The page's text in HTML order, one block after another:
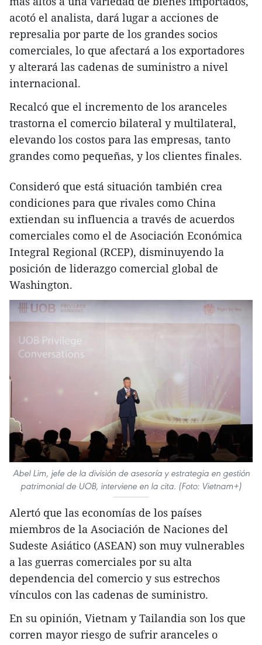
acotó el analista, dará lugar a acciones de
represalia por parte de los grandes socios
comerciales, lo que afectará a los exportadores
y alterará las cadenas de suministro a nivel
internacional.
Recalcó que el incremento de los aranceles
trastorna el comercio bilateral y multilateral,
elevando los costos para las empresas, tanto
grandes como pequeñas, y los clientes finales.
Consideró que está situación también crea
condiciones para que rivales como China
extiendan su influencia a través de acuerdos
comerciales como el de Asociación Económica
Integral Regional (RCEP), disminuyendo la
posición de liderazgo comercial global de
Washington.
Abel Lim, jefe de la división de asesoría y estrategia en gestión
patrimonial de UOB, interviene en la cita. (Foto: Vietnam+)
Alertó que las economías de los países
miembros de la Asociación de Naciones del
Sudeste Asiático (ASEAN) son muy vulnerables
a las guerras comerciales por su alta
dependencia del comercio y sus estrechos
vínculos con las cadenas de suministro.
En su opinión, Vietnam y Tailandia son los que
corren mayor riesgo de sufrir aranceles o